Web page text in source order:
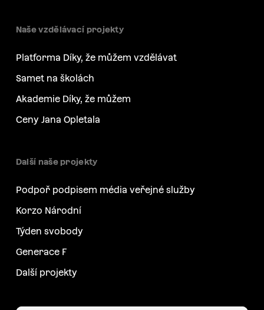
Naše vzdělávací projekty
Platforma Díky, že můžem vzdělávat
Samet na školách
Akademie Díky, že můžem
Ceny Jana Opletala
Další naše projekty
Podpoř podpisem média veřejné služby
Korzo Národní
Týden svobody
Generace F
Další projekty